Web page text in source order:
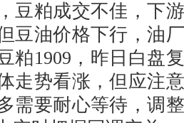
豆粕成交不佳，下
豆油价格下行，油
粕1909，昨日白盘
走势看涨，但应注
需要耐心等待，调